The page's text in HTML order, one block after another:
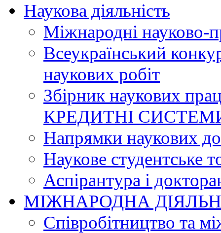
Наукова діяльність
Міжнародні науково-
Всеукраїнський
наукових робіт
Збірник наукових
КРЕДИТНІ
Напрямки наукових
Наукове студентське
Аспірантура і
МІЖНАРОДНА
Співробітництво та